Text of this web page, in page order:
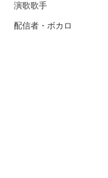
演歌歌手
配信者・ボカロ